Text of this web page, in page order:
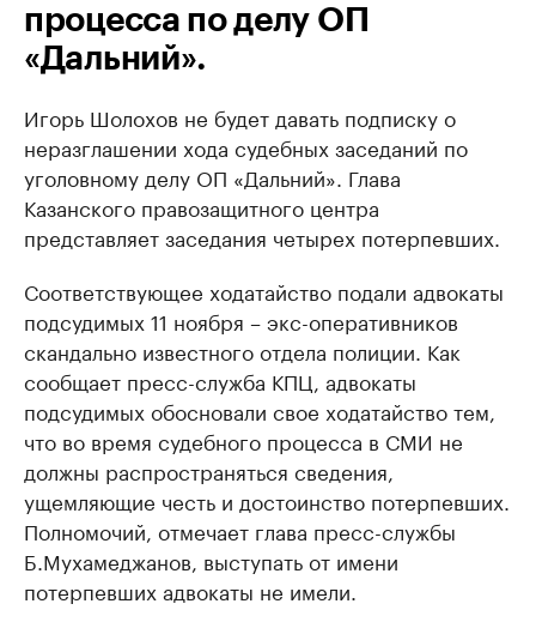
процесса по делу ОП
«Дальний».
Игорь Шолохов не будет давать подписку о
неразглашении хода судебных заседаний по
уголовному делу ОП «Дальний». Глава
Казанского правозащитного центра
представляет заседания четырех потерпевших.
Соответствующее ходатайство подали адвокаты
подсудимых 11 ноября – экс-оперативников
скандально известного отдела полиции. Как
сообщает пресс-служба КПЦ, адвокаты
подсудимых обосновали свое ходатайство тем,
что во время судебного процесса в СМИ не
должны распространяться сведения,
ущемляющие честь и достоинство потерпевших.
Полномочий, отмечает глава пресс-службы
Б.Мухамеджанов, выступать от имени
потерпевших адвокаты не имели.